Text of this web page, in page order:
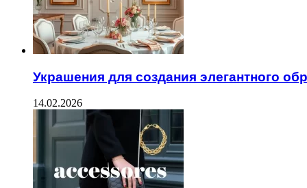
Украшения для создания элегантного
14.02.2026